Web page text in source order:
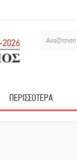
ΠΕΡΙΣΣΟΤΕΡΑ